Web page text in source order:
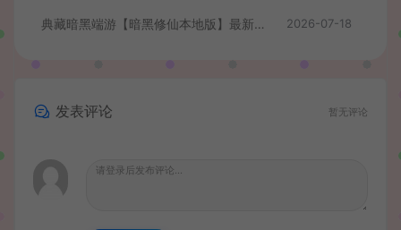
典藏暗黑端游【暗黑修仙本地版】最新整理Win系服务端+PC客户端+GM工具+详细搭建教程 2026-07-18
发表评论 暂无评论